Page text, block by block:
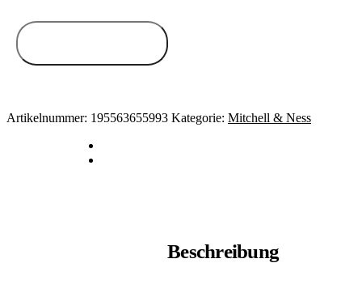
Artikelnummer: 195563655993 Kategorie: Mitchell & Ness
Beschreibung